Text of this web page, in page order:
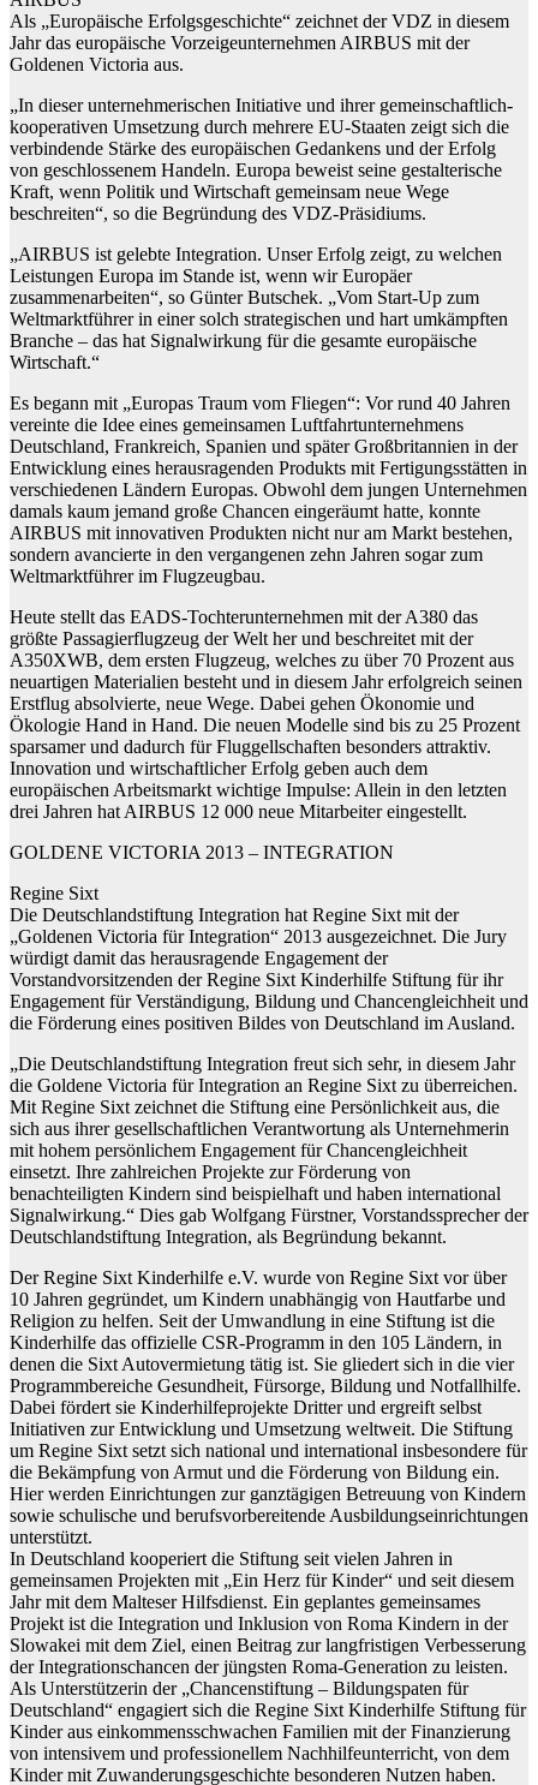
Als „Europäische Erfolgsgeschichte“ zeichnet der VDZ in diesem
Jahr das europäische Vorzeigeunternehmen AIRBUS mit der
Goldenen Victoria aus.
„In dieser unternehmerischen Initiative und ihrer gemeinschaftlich-
kooperativen Umsetzung durch mehrere EU-Staaten zeigt sich die
verbindende Stärke des europäischen Gedankens und der Erfolg
von geschlossenem Handeln. Europa beweist seine gestalterische
Kraft, wenn Politik und Wirtschaft gemeinsam neue Wege
beschreiten“, so die Begründung des VDZ-Präsidiums.
„AIRBUS ist gelebte Integration. Unser Erfolg zeigt, zu welchen
Leistungen Europa im Stande ist, wenn wir Europäer
zusammenarbeiten“, so Günter Butschek. „Vom Start-Up zum
Weltmarktführer in einer solch strategischen und hart umkämpften
Branche – das hat Signalwirkung für die gesamte europäische
Wirtschaft.“
Es begann mit „Europas Traum vom Fliegen“: Vor rund 40 Jahren
vereinte die Idee eines gemeinsamen Luftfahrtunternehmens
Deutschland, Frankreich, Spanien und später Großbritannien in der
Entwicklung eines herausragenden Produkts mit Fertigungsstätten in
verschiedenen Ländern Europas. Obwohl dem jungen Unternehmen
damals kaum jemand große Chancen eingeräumt hatte, konnte
AIRBUS mit innovativen Produkten nicht nur am Markt bestehen,
sondern avancierte in den vergangenen zehn Jahren sogar zum
Weltmarktführer im Flugzeugbau.
Heute stellt das EADS-Tochterunternehmen mit der A380 das
größte Passagierflugzeug der Welt her und beschreitet mit der
A350XWB, dem ersten Flugzeug, welches zu über 70 Prozent aus
neuartigen Materialien besteht und in diesem Jahr erfolgreich seinen
Erstflug absolvierte, neue Wege. Dabei gehen Ökonomie und
Ökologie Hand in Hand. Die neuen Modelle sind bis zu 25 Prozent
sparsamer und dadurch für Fluggellschaften besonders attraktiv.
Innovation und wirtschaftlicher Erfolg geben auch dem
europäischen Arbeitsmarkt wichtige Impulse: Allein in den letzten
drei Jahren hat AIRBUS 12 000 neue Mitarbeiter eingestellt.
GOLDENE VICTORIA 2013 – INTEGRATION
Regine Sixt
Die Deutschlandstiftung Integration hat Regine Sixt mit der
„Goldenen Victoria für Integration“ 2013 ausgezeichnet. Die Jury
würdigt damit das herausragende Engagement der
Vorstandvorsitzenden der Regine Sixt Kinderhilfe Stiftung für ihr
Engagement für Verständigung, Bildung und Chancengleichheit und
die Förderung eines positiven Bildes von Deutschland im Ausland.
„Die Deutschlandstiftung Integration freut sich sehr, in diesem Jahr
die Goldene Victoria für Integration an Regine Sixt zu überreichen.
Mit Regine Sixt zeichnet die Stiftung eine Persönlichkeit aus, die
sich aus ihrer gesellschaftlichen Verantwortung als Unternehmerin
mit hohem persönlichem Engagement für Chancengleichheit
einsetzt. Ihre zahlreichen Projekte zur Förderung von
benachteiligten Kindern sind beispielhaft und haben international
Signalwirkung.“ Dies gab Wolfgang Fürstner, Vorstandssprecher der
Deutschlandstiftung Integration, als Begründung bekannt.
Der Regine Sixt Kinderhilfe e.V. wurde von Regine Sixt vor über
10 Jahren gegründet, um Kindern unabhängig von Hautfarbe und
Religion zu helfen. Seit der Umwandlung in eine Stiftung ist die
Kinderhilfe das offizielle CSR-Programm in den 105 Ländern, in
denen die Sixt Autovermietung tätig ist. Sie gliedert sich in die vier
Programmbereiche Gesundheit, Fürsorge, Bildung und Notfallhilfe.
Dabei fördert sie Kinderhilfeprojekte Dritter und ergreift selbst
Initiativen zur Entwicklung und Umsetzung weltweit. Die Stiftung
um Regine Sixt setzt sich national und international insbesondere für
die Bekämpfung von Armut und die Förderung von Bildung ein.
Hier werden Einrichtungen zur ganztägigen Betreuung von Kindern
sowie schulische und berufsvorbereitende Ausbildungseinrichtungen
unterstützt.
In Deutschland kooperiert die Stiftung seit vielen Jahren in
gemeinsamen Projekten mit „Ein Herz für Kinder“ und seit diesem
Jahr mit dem Malteser Hilfsdienst. Ein geplantes gemeinsames
Projekt ist die Integration und Inklusion von Roma Kindern in der
Slowakei mit dem Ziel, einen Beitrag zur langfristigen Verbesserung
der Integrationschancen der jüngsten Roma-Generation zu leisten.
Als Unterstützerin der „Chancenstiftung – Bildungspaten für
Deutschland“ engagiert sich die Regine Sixt Kinderhilfe Stiftung für
Kinder aus einkommensschwachen Familien mit der Finanzierung
von intensivem und professionellem Nachhilfeunterricht, von dem
Kinder mit Zuwanderungsgeschichte besonderen Nutzen haben.